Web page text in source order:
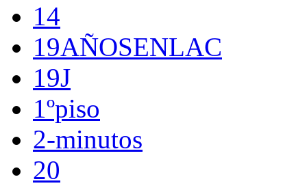
14
19AÑOSENLAC
19J
1ºpiso
2-minutos
20